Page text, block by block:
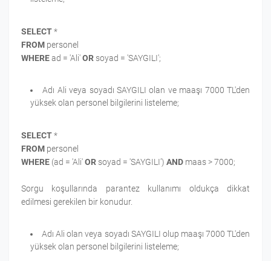
SELECT*
FROM personel
WHEREad = 'Ali'OR soyad = 'SAYGILI';
Adı Ali veya soyadı SAYGILI olan ve maaşı 7000 TL'den
yüksek olan personel bilgilerini listeleme;
SELECT*
FROM personel
WHERE (ad = 'Ali'OR soyad = 'SAYGILI') AND maas > 7000;
Sorgu koşullarında parantez kullanımı oldukça dikkat
edilmesi gerekilen bir konudur.
Adı Ali olan veya soyadı SAYGILI olup maaşı 7000 TL'den
yüksek olan personel bilgilerini listeleme;